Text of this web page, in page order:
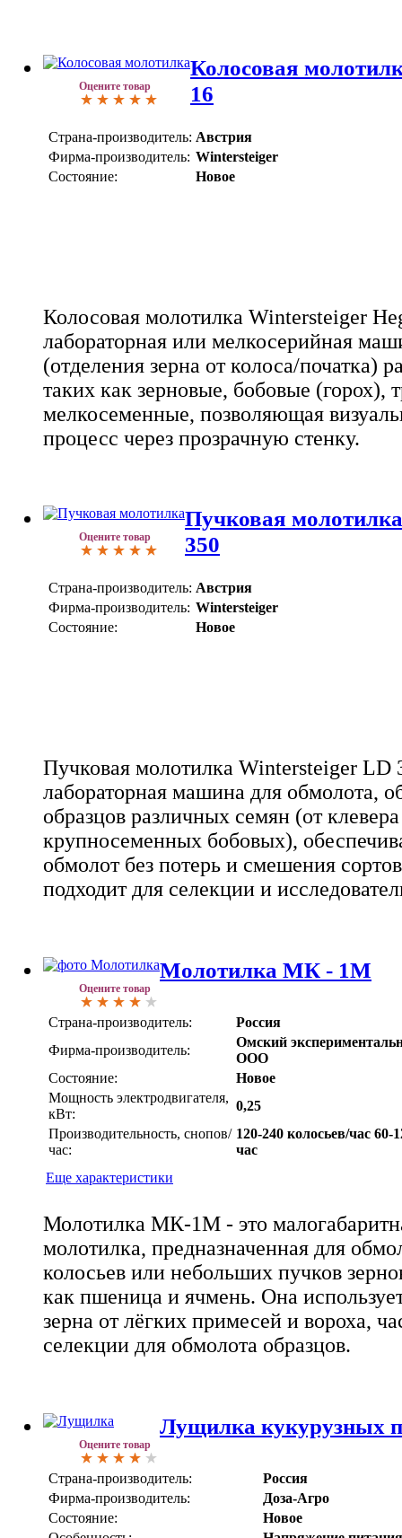
Оцените товар
Колосовая
16
Страна-производитель: Австрия
Фирма-производитель: Wintersteiger
Состояние:
Новое
Колосовая молотилка Wintersteiger
лабораторная или мелкосерийная
(отделения зерна от колоса/початка)
таких как зерновые, бобовые (горох),
мелкосеменные, позволяющая
процесс через прозрачную стенку.
Оцените товар
Пучковая
350
Страна-производитель: Австрия
Фирма-производитель: Wintersteiger
Состояние:
Новое
Пучковая молотилка Wintersteiger LD
лабораторная машина для обмолота,
образцов различных семян (от
крупносеменных бобовых),
обмолот без потерь и смешения
подходит для селекции и
Оцените товар
Молотилка МК - 1М
Страна-производитель:
Россия
Фирма-производитель:
Омский
ООО
Состояние:
Новое
Мощность электродвигателя,
кВт:
0,25
Производительность, снопов/
час:
120-240 колосьев/час 60-
час
Еще характеристики
Молотилка МК-1М - это
молотилка, предназначенная для
колосьев или небольших пучков
как пшеница и ячмень. Она
зерна от лёгких примесей и вороха,
селекции для обмолота образцов.
Оцените товар
Лущилка кукурузных
Страна-производитель:
Россия
Фирма-производитель:
Доза-Агро
Состояние:
Новое